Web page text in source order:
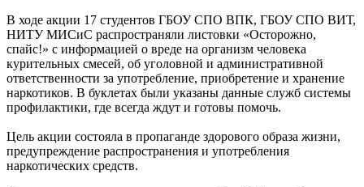
В ходе акции 17 студентов ГБОУ СПО ВПК, ГБОУ СПО ВИТ,
НИТУ МИСиС распространяли листовки «Осторожно,
спайс!» с информацией о вреде на организм человека
курительных смесей, об уголовной и административной
ответственности за употребление, приобретение и хранение
наркотиков. В буклетах были указаны данные служб системы
профилактики, где всегда ждут и готовы помочь.
Цель акции состояла в пропаганде здорового образа жизни,
предупреждение распространения и употребления
наркотических средств.